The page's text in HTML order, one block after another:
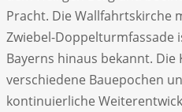
Pracht. Die Wallfahrtskirche
Zwiebel-Doppelturmfassade
Bayerns hinaus bekannt.
verschiedene Bauepochen
kontinuierliche